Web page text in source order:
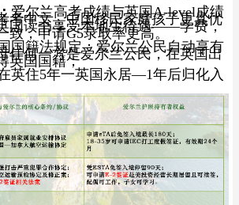
爱尔兰高考成绩与英国A-level成绩
考中文，中国移民家庭孩子更具优
国读书享受本地生待遇——学费，
致，申请G5录取率更高。
国籍法规定：爱尔兰公民自动享有
任何一方是爱尔兰公民，在英国出
英国国籍；
住5年一英国永居—1年后归化入